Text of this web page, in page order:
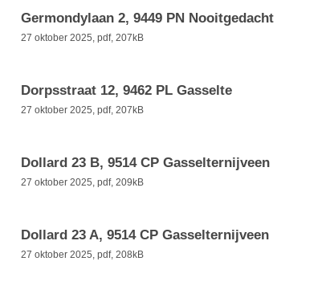
Germondylaan 2, 9449 PN Nooitgedacht
27 oktober 2025, pdf, 207kB
Dorpsstraat 12, 9462 PL Gasselte
27 oktober 2025, pdf, 207kB
Dollard 23 B, 9514 CP Gasselternijveen
27 oktober 2025, pdf, 209kB
Dollard 23 A, 9514 CP Gasselternijveen
27 oktober 2025, pdf, 208kB